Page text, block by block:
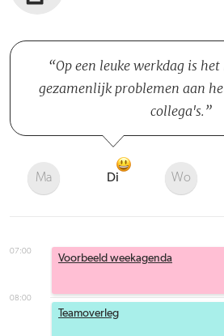
Op een leuke werkdag is
gezamenlijk problemen aan
collega's.
Ma Di Wo
07:00
08:00
Teamoverleg
Voorbeeld weekagenda